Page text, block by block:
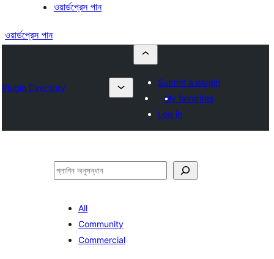
ওয়ার্ডপ্রেস পান
ওয়ার্ডপ্রেস পান
Plugin Directory
Submit a plugin
My favorites
Log in
অনুসন্ধান
All
Community
Commercial